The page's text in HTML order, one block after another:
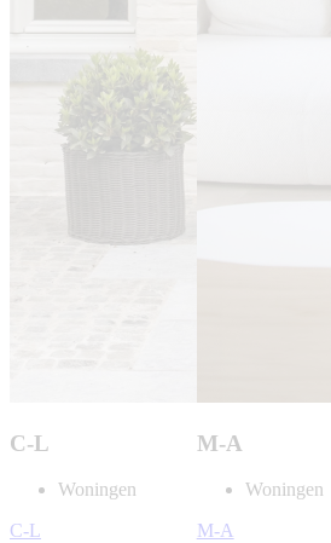
C-L
Woningen
C-L
M-A
Woningen
M-A